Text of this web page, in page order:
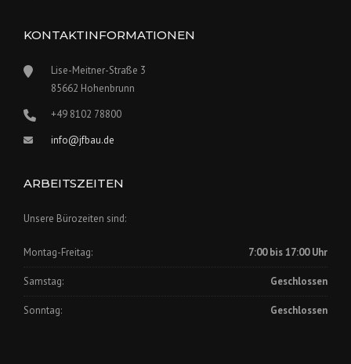
KONTAKTINFORMATIONEN
Lise-Meitner-Straße 3
85662 Hohenbrunn
+49 8102 78800
info@jfbau.de
ARBEITSZEITEN
Unsere Bürozeiten sind:
Montag-Freitag: 7:00 bis 17:00 Uhr
Samstag: Geschlossen
Sonntag: Geschlossen